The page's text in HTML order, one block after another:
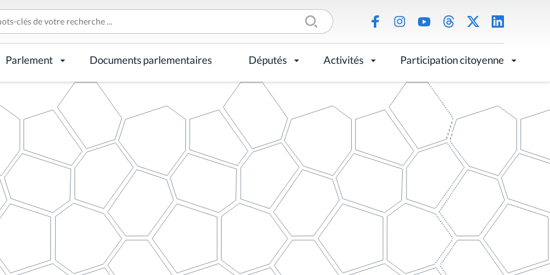
Parlement Documents parlementaires Députés Activités Participation citoyenne